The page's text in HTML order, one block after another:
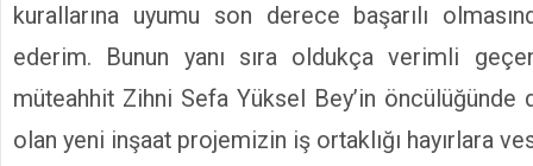
kurallarına uyumu son derece başarılı
ederim. Bunun yanı sıra oldukça verimli
müteahhit Zihni Sefa Yüksel Bey’in
olan yeni inşaat projemizin iş ortaklığı hayırlara